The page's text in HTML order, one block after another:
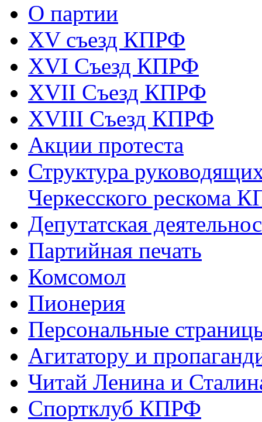
О партии
XV съезд КПРФ
XVI Съезд КПРФ
XVII Cъезд КПРФ
XVIII Cъезд КПРФ
Акции протеста
Структура
Черкесского рескома
Депутатская
Партийная печать
Комсомол
Пионерия
Персональные
Агитатору и
Читай Ленина и
Спортклуб КПРФ